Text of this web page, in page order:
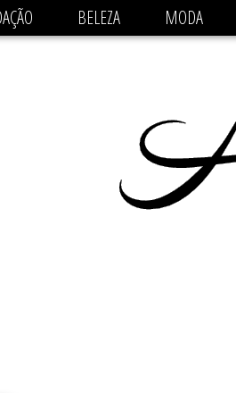
ad-client='ca-pub-
BELEZA MODA